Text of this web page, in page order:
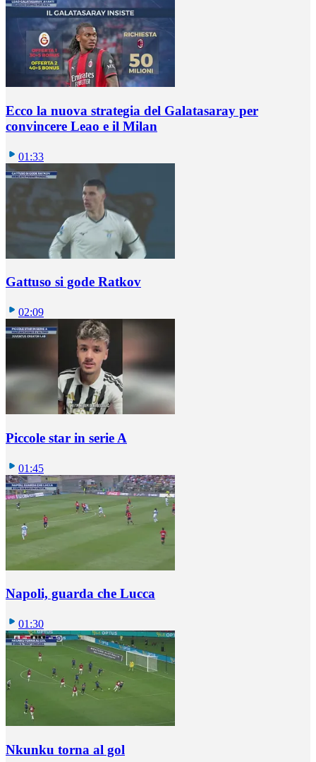
Ecco la nuova strategia del Galatasaray per
convincere Leao e il Milan
01:33
Gattuso si gode Ratkov
02:09
Piccole star in serie A
01:45
Napoli, guarda che Lucca
01:30
Nkunku torna al gol